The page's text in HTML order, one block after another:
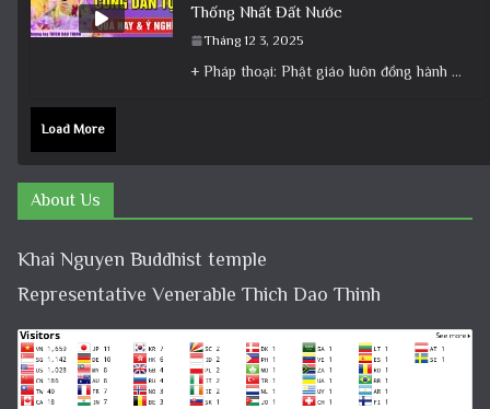
Thống Nhất Đất Nước
Tháng 12 3, 2025
+ Pháp thoại: Phật giáo luôn đồng hành cùng Dân tộc – Bài giảng ý nghĩa nhân dịp 30/4 ngày
Load More
About Us
Khai Nguyen Buddhist temple
Representative Venerable Thich Dao Thinh